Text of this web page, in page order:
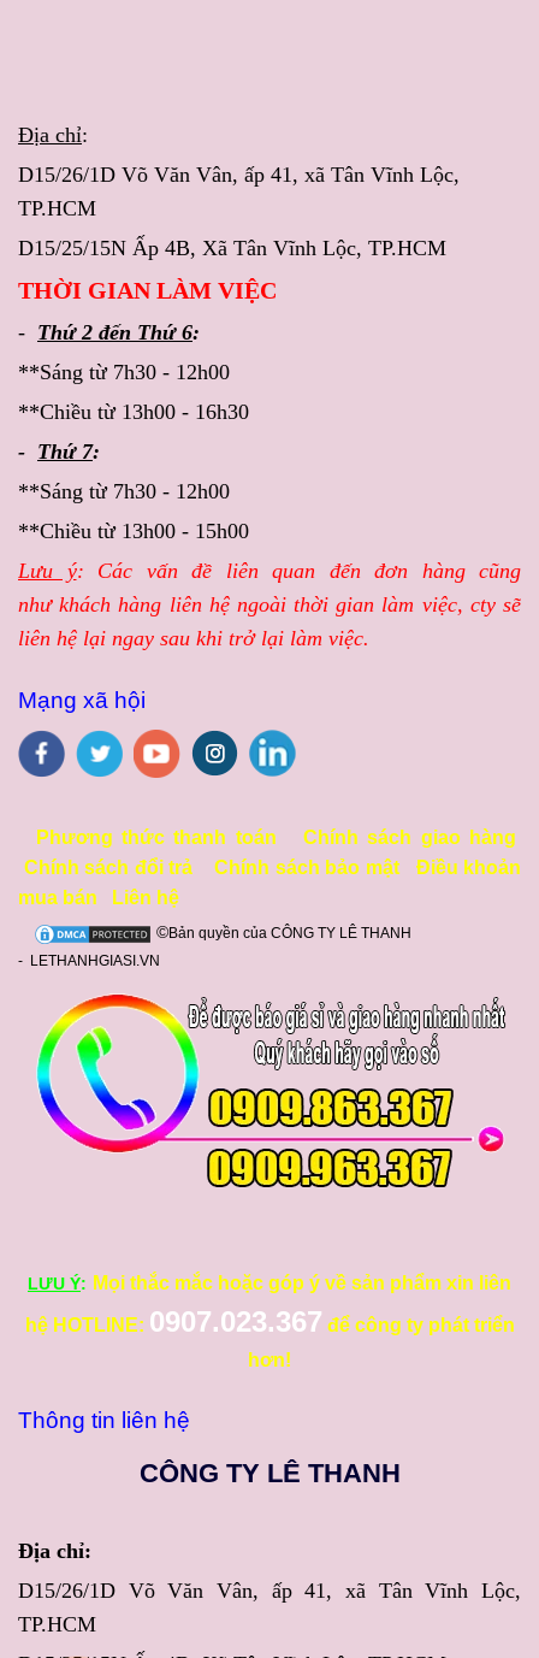
Địa chỉ:
D15/26/1D Võ Văn Vân, ấp 41, xã Tân Vĩnh Lộc,
TP.HCM
D15/25/15N Ấp 4B, Xã Tân Vĩnh Lộc, TP.HCM
THỜI GIAN LÀM VIỆC
- Thứ 2 đến Thứ 6:
**Sáng từ 7h30 - 12h00
**Chiều từ 13h00 - 16h30
- Thứ 7:
**Sáng từ 7h30 - 12h00
**Chiều từ 13h00 - 15h00
Lưu ý: Các vấn đề liên quan đến đơn hàng cũng
như khách hàng liên hệ ngoài thời gian làm việc, cty sẽ
liên hệ lại ngay sau khi trở lại làm việc.
Mạng xã hội
Phương thức thanh toán
Chính sách giao hàng
Chính sách đổi trả
Chính sách bảo mật
Điều khoản
mua bán
Liên hệ
©Bản quyền của CÔNG TY LÊ THANH
- LETHANHGIASI.VN
LƯU Ý: Mọi thắc mắc hoặc góp ý về sản phẩm xin liên
hệ HOTLINE: 0907.023.367 để công ty phát triển
hơn!
Thông tin liên hệ
CÔNG TY LÊ THANH
Địa chỉ:
D15/26/1D Võ Văn Vân, ấp 41, xã Tân Vĩnh Lộc,
TP.HCM